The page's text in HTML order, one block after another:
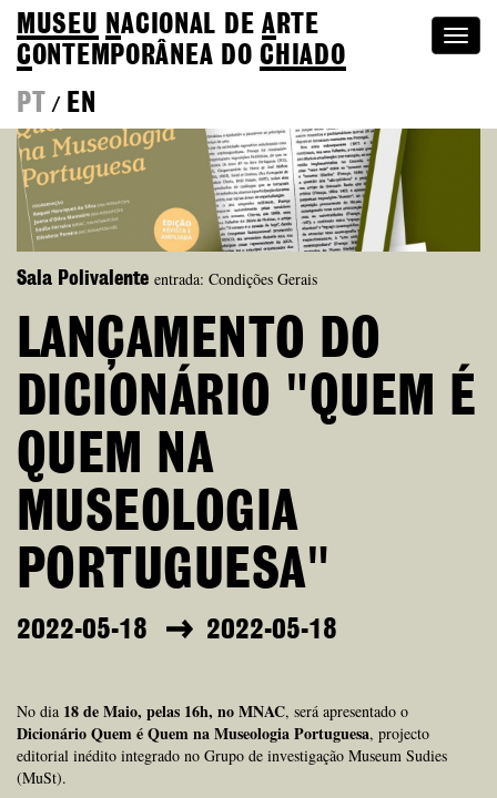
MUSEU NACIONAL DEA RTE
CONTEMPORÂNEA DOCHIADO
PT
/ EN
Sala Polivalente entrada: Condições Gerais
LANÇAMENTO DO
DICIONÁRIO "QUEM É
QUEM NA
MUSEOLOGIA
PORTUGUESA"
2022-05-18 2022-05-18
No dia 18 de Maio, pelas 16h, no MNAC, será apresentado o
Dicionário Quem é Quem na Museologia Portuguesa, projecto
editorial inédito integrado no Grupo de investigação Museum Sudies
(MuSt).